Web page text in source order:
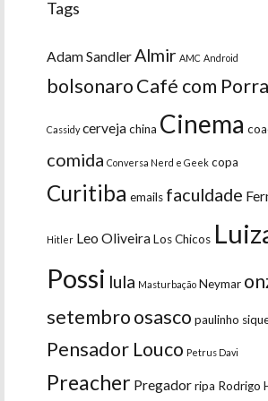
Tags
Adam Sandler Almir AMC Android
bolsonaroCafé com
Cassidy cervejachina Cinema
comida Conversa Nerd e Geek copa
Curitiba emails faculdade
Hitler Leo OliveiraLos Chicos
Possi lula Masturbação Neymar
setembroosasco paulinho
Pensador Louco Petrus Davi
Preacher Pregadorripa Rodrigo